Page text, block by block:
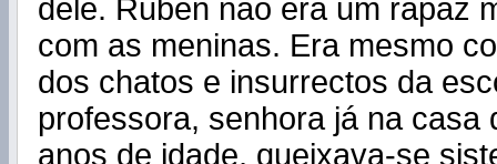
dele. Ruben não era um rapaz
com as meninas. Era mesmo
dos chatos e insurrectos da
professora, senhora já na casa
anos de idade, queixava-se